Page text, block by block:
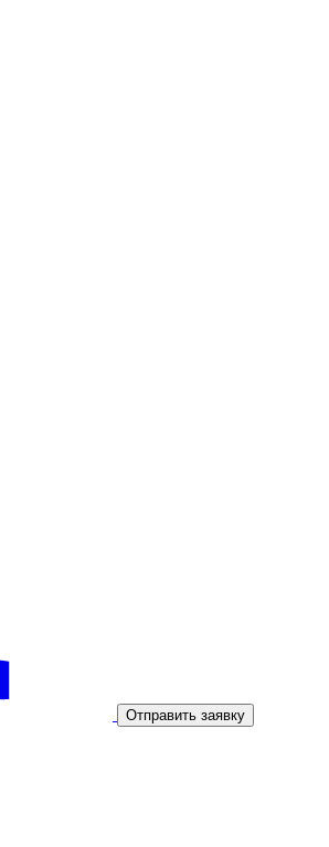
Отправить заявку